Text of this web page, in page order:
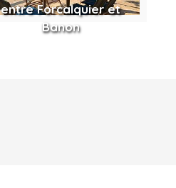
entre Forcalquier et
Banon